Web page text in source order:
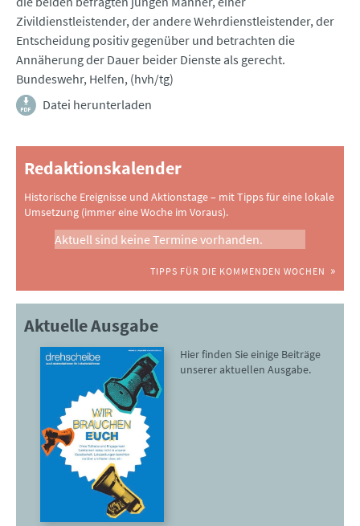
Zivildienstleistender, der andere Wehrdienstleistender, der
Entscheidung positiv gegenüber und betrachten die
Annäherung der Dauer beider Dienste als gerecht.
Bundeswehr, Helfen, (hvh/tg)
Datei herunterladen
Redaktionskalender
Historische Ereignisse und Aktionstage – mit Tipps für eine lokale
Umsetzung (immer eine Woche im Voraus).
Aktuell sind keine Termine vorhanden.
TIPPS FÜR DIE KOMMENDEN WOCHEN
Aktuelle Ausgabe
Hier finden Sie einige Beiträge
unserer aktuellen Ausgabe.